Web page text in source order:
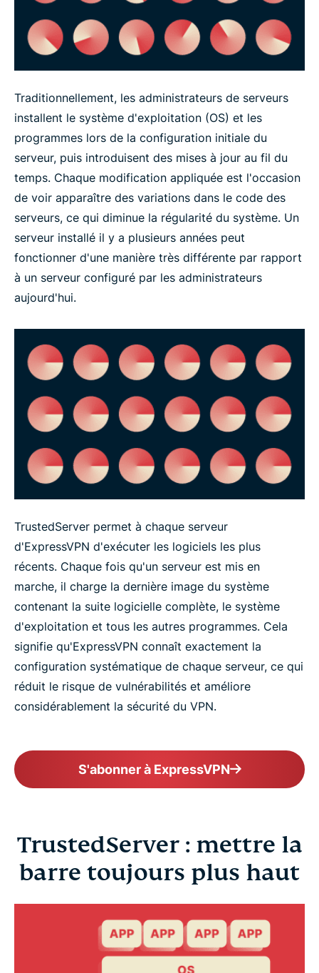
Traditionnellement, les administrateurs de serveurs
installent le système d'exploitation (OS) et les
programmes lors de la configuration initiale du
serveur, puis introduisent des mises à jour au fil du
temps. Chaque modification appliquée est l'occasion
de voir apparaître des variations dans le code des
serveurs, ce qui diminue la régularité du système. Un
serveur installé il y a plusieurs années peut
fonctionner d'une manière très différente par rapport
à un serveur configuré par les administrateurs
aujourd'hui.
TrustedServer permet à chaque serveur
d'ExpressVPN d'exécuter les logiciels les plus
récents. Chaque fois qu'un serveur est mis en
marche, il charge la dernière image du système
contenant la suite logicielle complète, le système
d'exploitation et tous les autres programmes. Cela
signifie qu'ExpressVPN connaît exactement la
configuration systématique de chaque serveur, ce qui
réduit le risque de vulnérabilités et améliore
considérablement la sécurité du VPN.
S'abonner à ExpressVPN
TrustedServer : mettre la
barre toujours plus haut